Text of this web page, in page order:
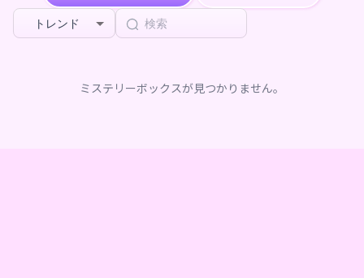
トレンド
ミステリーボックスが見つかりません。